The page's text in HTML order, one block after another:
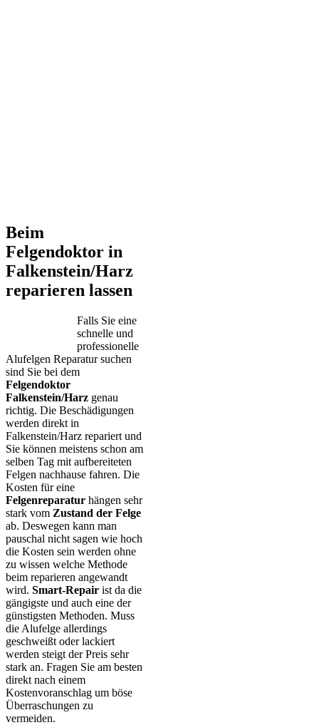
Beim
Felgendoktor in
Falkenstein/Harz
reparieren lassen
Falls Sie eine
schnelle und
professionelle
Alufelgen Reparatur suchen
sind Sie bei dem
Felgendoktor
Falkenstein/Harz genau
richtig. Die Beschädigungen
werden direkt in
Falkenstein/Harz repariert und
Sie können meistens schon am
selben Tag mit aufbereiteten
Felgen nachhause fahren. Die
Kosten für eine
Felgenreparatur hängen sehr
stark vom Zustand der Felge
ab. Deswegen kann man
pauschal nicht sagen wie hoch
die Kosten sein werden ohne
zu wissen welche Methode
beim reparieren angewandt
wird. Smart-Repair ist da die
gängigste und auch eine der
günstigsten Methoden. Muss
die Alufelge allerdings
geschweißt oder lackiert
werden steigt der Preis sehr
stark an. Fragen Sie am besten
direkt nach einem
Kostenvoranschlag um böse
Überraschungen zu
vermeiden.